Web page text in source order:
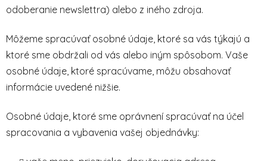
odoberanie newslettra) alebo z iného zdroja.
Môžeme spracúvať osobné údaje, ktoré sa vás týkajú a
ktoré sme obdržali od vás alebo iným spôsobom. Vaše
osobné údaje, ktoré spracúvame, môžu obsahovať
informácie uvedené nižšie.
Osobné údaje, ktoré sme oprávnení spracúvať na účel
spracovania a vybavenia vašej objednávky: